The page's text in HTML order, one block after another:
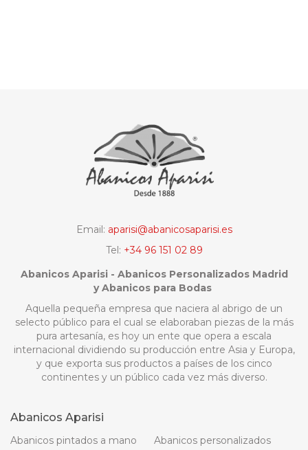
Email: aparisi@abanicosaparisi.es
Tel: +34 96 151 02 89
Abanicos Aparisi - Abanicos Personalizados Madrid
y Abanicos para Bodas
Aquella pequeña empresa que naciera al abrigo de un
selecto público para el cual se elaboraban piezas de la más
pura artesanía, es hoy un ente que opera a escala
internacional dividiendo su producción entre Asia y Europa,
y que exporta sus productos a países de los cinco
continentes y un público cada vez más diverso.
Abanicos Aparisi
Abanicos pintados a mano
Abanicos personalizados